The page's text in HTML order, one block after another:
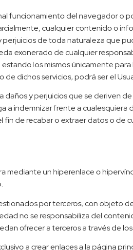
funcionamiento del navegador o
cualquier contenido o
de toda naturaleza que
exonerado de cualquier
los mismos únicamente
dichos servicios, podrá ser el
y perjuicios que se deriven
a indemnizar frente a
fin de recabar o extraer datos o
mediante un hiperenlace o
por terceros, con objeto
no se responsabiliza del
ofrecer a terceros a través de
a crear enlaces a la página